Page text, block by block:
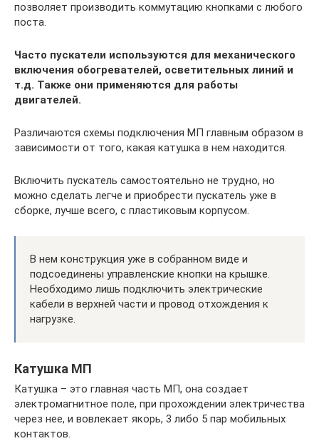
позволяет производить коммутацию кнопками с любого
поста.
Часто пускатели используются для механического
включения обогревателей, осветительных линий и
т.д. Также они применяются для работы
двигателей.
Различаются схемы подключения МП главным образом в
зависимости от того, какая катушка в нем находится.
Включить пускатель самостоятельно не трудно, но
можно сделать легче и приобрести пускатель уже в
сборке, лучше всего, с пластиковым корпусом.
В нем конструкция уже в собранном виде и
подсоединены управленские кнопки на крышке.
Необходимо лишь подключить электрические
кабели в верхней части и провод отхождения к
нагрузке.
Катушка МП
Катушка – это главная часть МП, она создает
электромагнитное поле, при прохождении электричества
через нее, и вовлекает якорь, 3 либо 5 пар мобильных
контактов.